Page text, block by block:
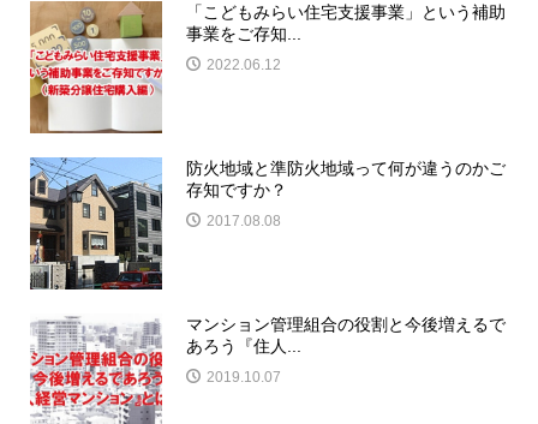
「こどもみらい住宅支援事業」という補助
事業をご存知...
2022.06.12
防火地域と準防火地域って何が違うのかご
存知ですか？
2017.08.08
マンション管理組合の役割と今後増えるで
あろう『住人...
2019.10.07